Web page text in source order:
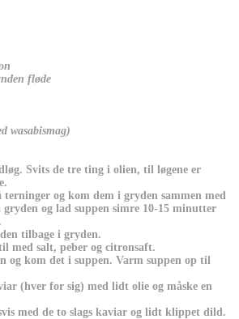
fløde
wasabismag)
Svits de tre ting i olien, til løgene er
og kom dem i gryden sammen med
og lad suppen simre 10-15 minutter
tilbage i gryden.
med salt, peber og citronsaft.
og kom det i suppen. Varm suppen op til
(hver for sig) med lidt olie og måske en
med de to slags kaviar og lidt klippet dild.